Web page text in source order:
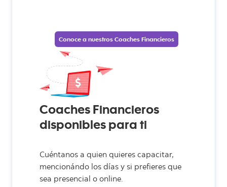
Conoce a nuestros Coaches Financieros
Coaches Financieros
disponibles para ti
Cuéntanos a quien quieres capacitar,
mencionándo los días y si prefieres que
sea presencial o online.